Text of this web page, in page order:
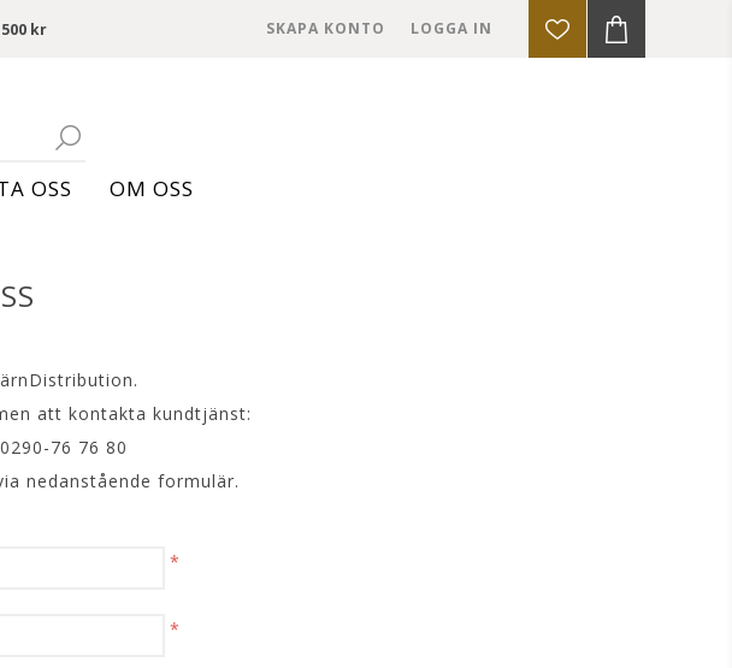
kr SKAPA KONTO LOGGA IN
OSS OM OSS
att kontakta kundtjänst:
76 76 80
nedanstående formulär.
*
*